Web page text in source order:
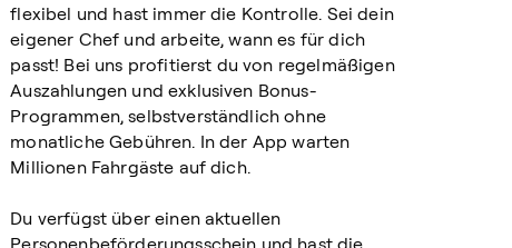
flexibel und hast immer die Kontrolle. Sei dein
eigener Chef und arbeite, wann es für dich
passt! Bei uns profitierst du von regelmäßigen
Auszahlungen und exklusiven Bonus-
Programmen, selbstverständlich ohne
monatliche Gebühren. In der App warten
Millionen Fahrgäste auf dich.
Du verfügst über einen aktuellen
Personenbeförderungsschein und hast die